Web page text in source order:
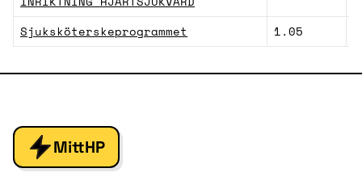
Sjuksköterskeprogrammet 1.05
MittHP